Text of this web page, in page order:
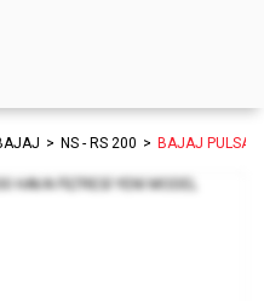
NS - RS 200 BAJAJ PULSAR